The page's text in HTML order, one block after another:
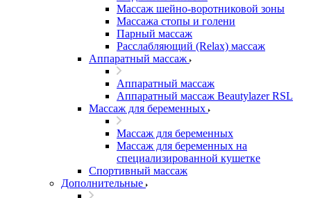
Массаж шейно-воротниковой зоны
Массажа стопы и голени
Парный массаж
Расслабляющий (Relax) массаж
Аппаратный массаж
Аппаратный массаж
Аппаратный массаж Beautylazer RSL
Массаж для беременных
Массаж для беременных
Массаж для беременных на
специализированной кушетке
Спортивный массаж
Дополнительные